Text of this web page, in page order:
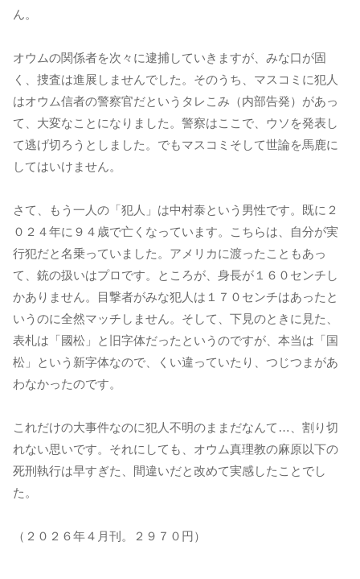
ん。
オウムの関係者を次々に逮捕していきますが、みな口が固
く、捜査は進展しませんでした。そのうち、マスコミに犯人
はオウム信者の警察官だというタレこみ（内部告発）があっ
て、大変なことになりました。警察はここで、ウソを発表し
て逃げ切ろうとしました。でもマスコミそして世論を馬鹿に
してはいけません。
さて、もう一人の「犯人」は中村泰という男性です。既に２
０２４年に９４歳で亡くなっています。こちらは、自分が実
行犯だと名乗っていました。アメリカに渡ったこともあっ
て、銃の扱いはプロです。ところが、身長が１６０センチし
かありません。目撃者がみな犯人は１７０センチはあったと
いうのに全然マッチしません。そして、下見のときに見た、
表札は「國松」と旧字体だったというのですが、本当は「国
松」という新字体なので、くい違っていたり、つじつまがあ
わなかったのです。
これだけの大事件なのに犯人不明のままだなんて…、割り切
れない思いです。それにしても、オウム真理教の麻原以下の
死刑執行は早すぎた、間違いだと改めて実感したことでし
た。
（２０２６年４月刊。２９７０円）